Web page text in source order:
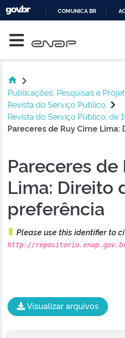
COMUNICA BR
Publicações, Pesquisas e
Revista do Serviço Público
Revista do Serviço Público: de
Pareceres de Ruy Cirne
Pareceres de
Lima: Direito
preferência
Please use this identifier to
http://
Visualizar arquivos